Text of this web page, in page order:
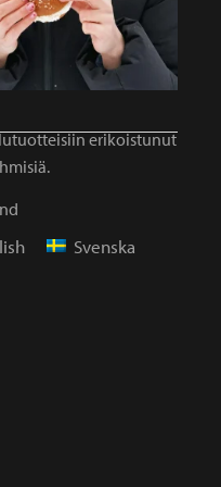
erikoistunut
Svenska